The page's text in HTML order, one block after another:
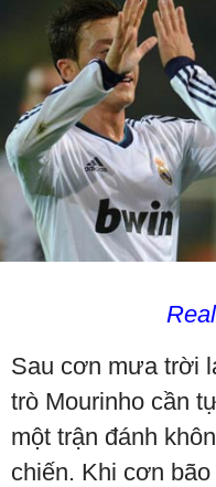
Sau cơn mưa trời
trò Mourinho cần
một trận đánh
chiến. Khi cơn bão